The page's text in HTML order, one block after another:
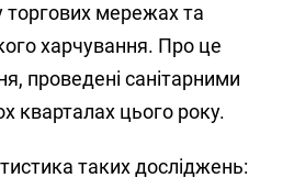
торгових мережах та
харчування. Про це
проведені санітарними
кварталах цього року.
таких досліджень: